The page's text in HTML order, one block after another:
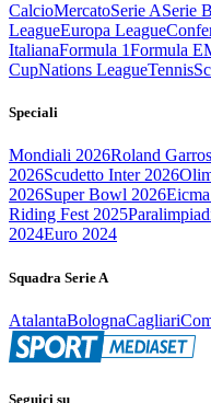
CalcioMercatoSerie ASerie B
LeagueEuropa League
ItalianaFormula 1Formula E
CupNations LeagueTennis
Speciali
Mondiali 2026Roland
2026Scudetto Inter 2026
2026Super Bowl 2026
Riding Fest 2025
2024Euro 2024
Squadra Serie A
AtalantaBolognaCagliari
Seguici su